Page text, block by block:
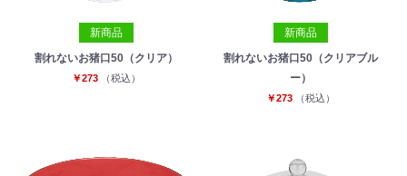
新商品
割れないお猪口50（クリア）
￥273 （税込）
新商品
割れないお猪口50（クリアブル
ー）
￥273 （税込）